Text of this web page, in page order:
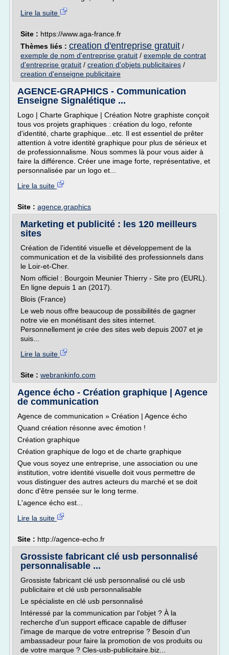
Lire la suite
Site : https://www.aga-france.fr
Thèmes liés : creation d'entreprise gratuit /
exemple de nom d'entreprise gratuit / exemple de contrat
d'entreprise gratuit / creation d'objets publicitaires /
creation d'enseigne publicitaire
AGENCE-GRAPHICS - Communication
Enseigne Signalétique ...
Logo | Charte Graphique | Création Notre graphiste conçoit
tous vos projets graphiques : création du logo, refonte
d'identité, charte graphique...etc. Il est essentiel de prêter
attention à votre identité graphique pour plus de sérieux et
de professionnalisme. Nous sommes là pour vous aider à
faire la différence. Créer une image forte, représentative, et
personnalisée par un logo et...
Lire la suite
Site : agence.graphics
Marketing et publicité : les 120 meilleurs
sites
Création de l'identité visuelle et développement de la
communication et de la visibilité des professionnels dans
le Loir-et-Cher.
Nom officiel : Bourgoin Meunier Thierry - Site pro (EURL).
En ligne depuis 1 an (2017).
Blois (France)
Le web nous offre beaucoup de possibilités de gagner
notre vie en monétisant des sites internet.
Personnellement je crée des sites web depuis 2007 et je
suis...
Lire la suite
Site : webrankinfo.com
Agence écho - Création graphique | Agence
de communication
Agence de communication » Création | Agence écho
Quand création résonne avec émotion !
Création graphique
Création graphique de logo et de charte graphique
Que vous soyez une entreprise, une association ou une
institution, votre identité visuelle doit vous permettre de
vous distinguer des autres acteurs du marché et se doit
donc d'être pensée sur le long terme.
L'agence écho est...
Lire la suite
Site : http://agence-echo.fr
Grossiste fabricant clé usb personnalisé
personnalisable ...
Grossiste fabricant clé usb personnalisé ou clé usb
publicitaire et clé usb personnalisable
Le spécialiste en clé usb personnalisé
Intéressé par la communication par l'objet ? À la
recherche d'un support efficace capable de diffuser
l'image de marque de votre entreprise ? Besoin d'un
ambassadeur pour faire la promotion de vos produits ou
de votre marque ? Cles-usb-publicitaire.biz...